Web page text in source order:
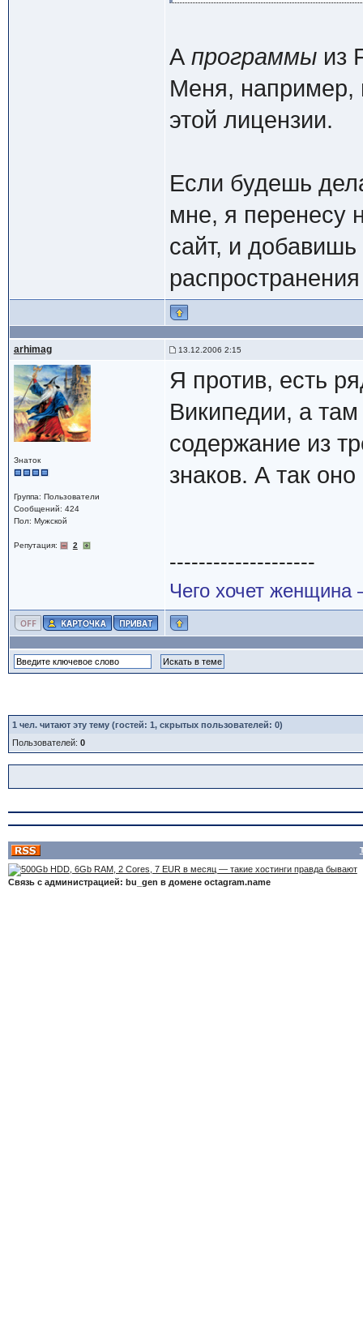
А программыиз
Меня, например,
этой лицензии.
Если будешь
мне, я перенесу
сайт, и
arhimag 13.12.2006 2:15
Знаток
Группа: Пользователи
Сообщений: 424
Пол: Мужской
Репутация: 2
Я против, есть
Википедии, а
содержание из
знаков. А так оно
--------------------
Чего хочет женщина
1 чел. читают эту тему (гостей: 1, скрытых пользователей: 0)
Пользователей: 0
Связь с администрацией: bu_gen в домене octagram.name